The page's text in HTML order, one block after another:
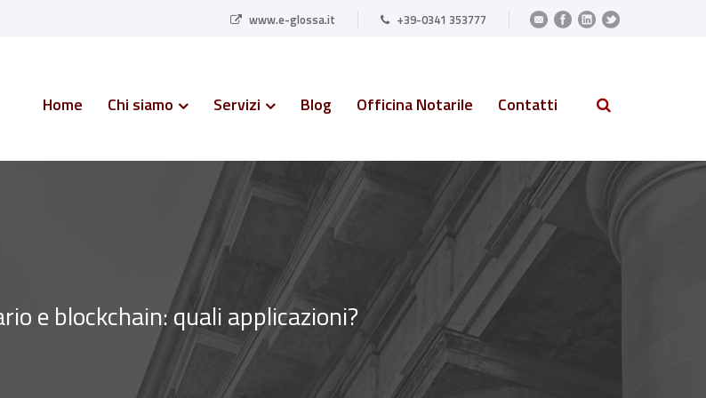
www.e-glossa.it +39-0341 353777
Home Chi siamo Servizi Blog Officina Notarile Contatti
e blockchain: quali applicazioni?